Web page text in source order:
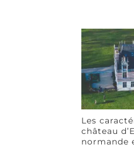
Les
château
normande